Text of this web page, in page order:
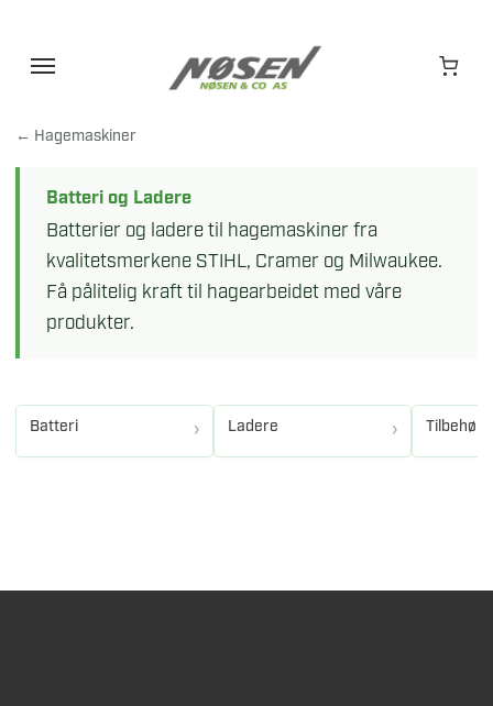
← Hagemaskiner
Batteri og Ladere
Batterier og ladere til hagemaskiner fra
kvalitetsmerkene STIHL, Cramer og Milwaukee.
Få pålitelig kraft til hagearbeidet med våre
produkter.
Batteri Ladere Tilbehør